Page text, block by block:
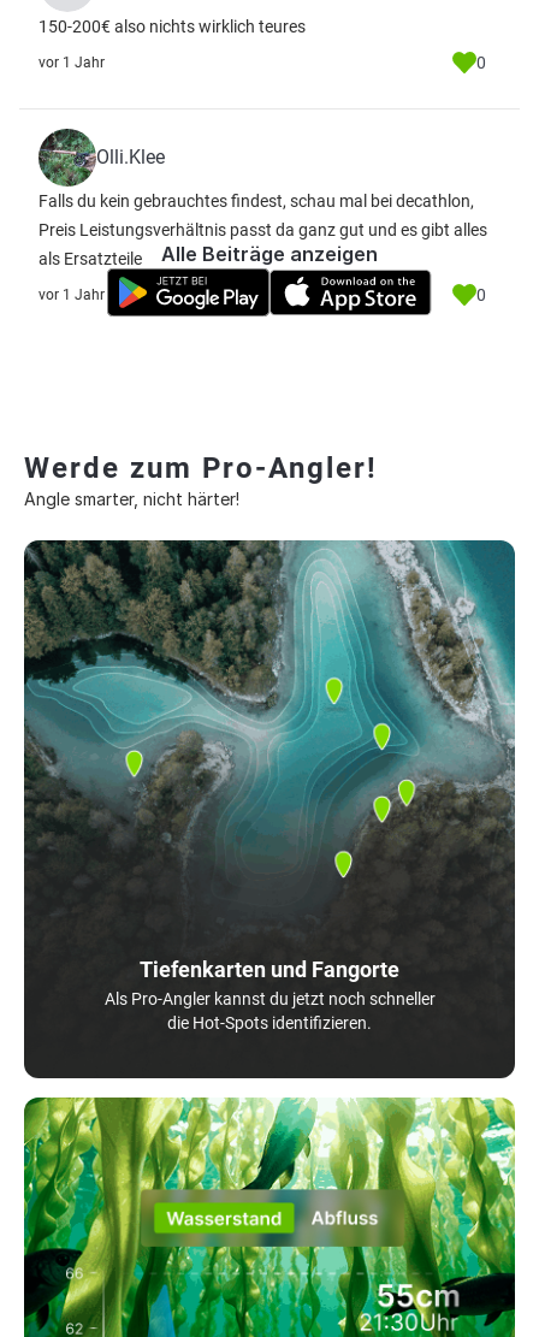
150-200€ also nichts wirklich teures
vor 1 Jahr 0
Olli.Klee
Falls du kein gebrauchtes findest, schau mal bei decathlon,
Preis Leistungsverhältnis passt da ganz gut und es gibt alles
als Ersatzteile
vor 1 Jahr 0
Alle Beiträge anzeigen
Werde zum Pro-Angler!
Angle smarter, nicht härter!
Tiefenkarten und Fangorte
Als Pro-Angler kannst du jetzt noch schneller
die Hot-Spots identifizieren.